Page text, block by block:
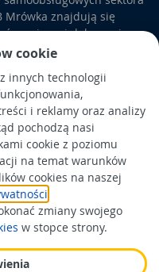
cookie
innych technologii
i reklamy oraz analizy
pochodzą nasi
cookie z poziomu
na temat warunków
cookies na naszej
zmiany swojego
w stopce strony.
Mrówka znajdują się
i dekoracyjne,
a także
domu.